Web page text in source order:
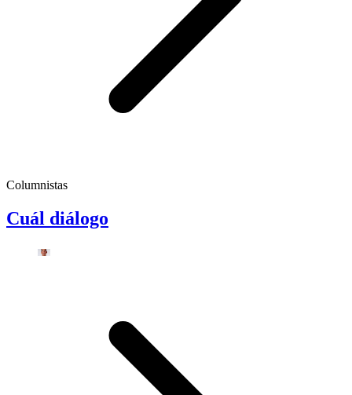
Columnistas
Cuál diálogo